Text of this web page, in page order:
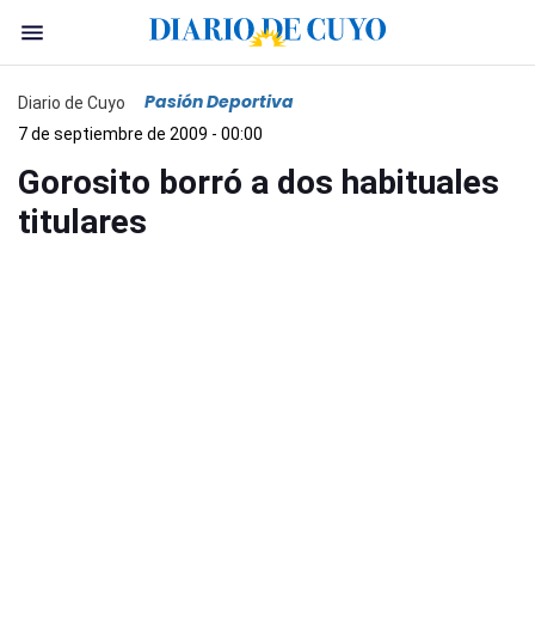
Diario de Cuyo Pasión Deportiva
7 de septiembre de 2009 - 00:00
Gorosito borró a dos habituales
titulares